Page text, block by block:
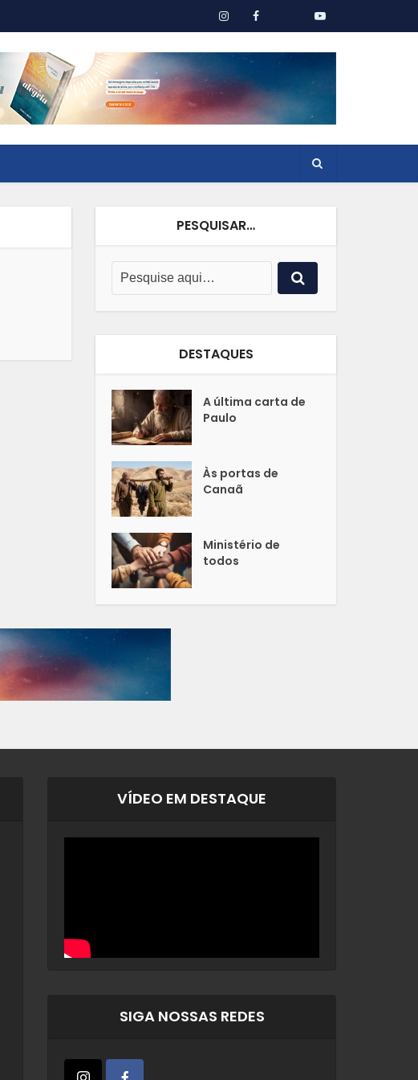
PESQUISAR…
DESTAQUES
A última carta de
Paulo
Às portas de
Canaã
Ministério de
todos
VÍDEO EM DESTAQUE
SIGA NOSSAS REDES